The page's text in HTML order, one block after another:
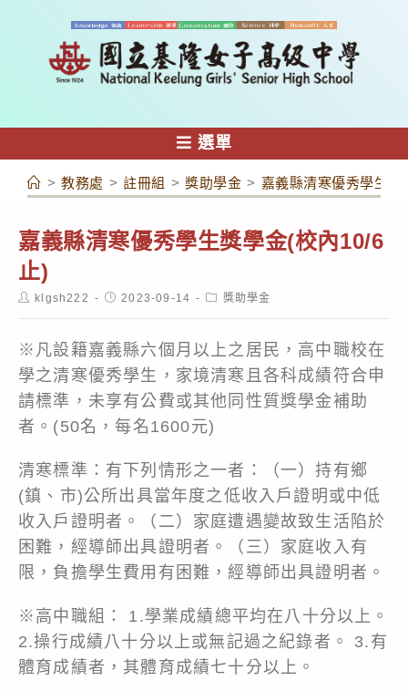
容
選單
> 教務處 > 註冊組 > 獎助學金 > 嘉義縣清寒優秀學生獎
嘉義縣清寒優秀學生獎學金(校內10/6
止)
Postklgsh222
Post2023-09-14
Post獎助學金
※凡設籍嘉義縣六個月以上之居民，高中職校在
學之清寒優秀學生，家境清寒且各科成績符合申
請標準，未享有公費或其他同性質獎學金補助
者。(50名，每名1600元)
清寒標準：有下列情形之一者：（一）持有鄉
(鎮、市)公所出具當年度之低收入戶證明或中低
收入戶證明者。（二）家庭遭遇變故致生活陷於
困難，經導師出具證明者。（三）家庭收入有
限，負擔學生費用有困難，經導師出具證明者。
※高中職組： 1.學業成績總平均在八十分以上。
2.操行成績八十分以上或無記過之紀錄者。 3.有
體育成績者，其體育成績七十分以上。